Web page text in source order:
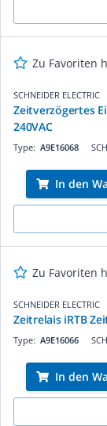
Zu Favoriten
SCHNEIDER ELECTRIC
Zeitverzögertes
240VAC
Type: A9E16068
In den
Zu Favoriten
SCHNEIDER ELECTRIC
Zeitrelais iRTB
Type: A9E16066
In den